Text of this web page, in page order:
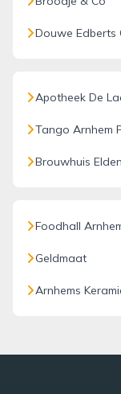
Douwe Edberts
Apotheek De
Tango Arnhem
Brouwhuis Elden
Foodhall
Geldmaat
Arnhems